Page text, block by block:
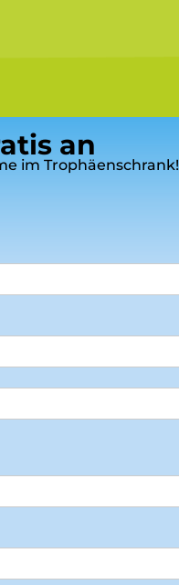
an
im Trophäenschrank!